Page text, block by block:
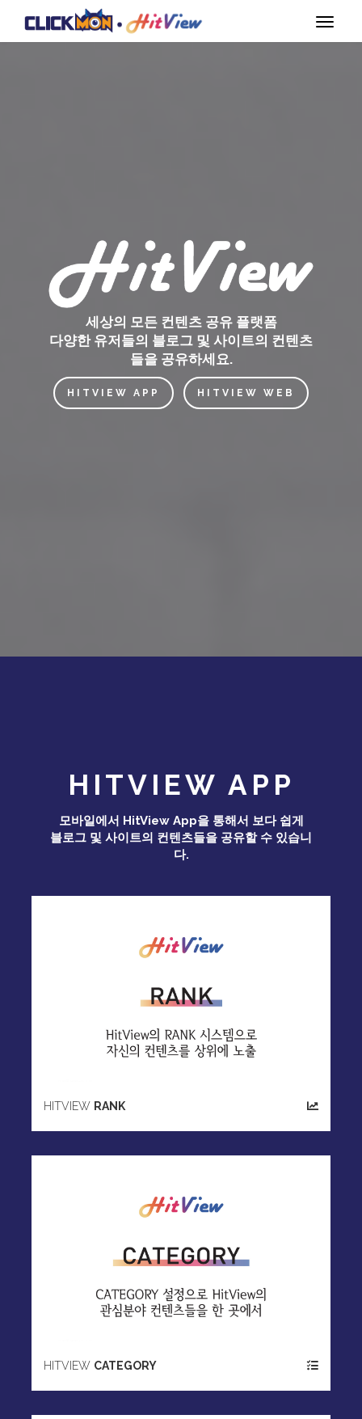
Toggle
세상의 모든 컨텐츠 공유 플랫폼
다양한 유저들의 블로그 및 사이트의 컨텐츠
들을 공유하세요.
HITVIEW APP HITVIEW WEB
HITVIEW APP
모바일에서 HitView App을 통해서 보다 쉽게
블로그 및 사이트의 컨텐츠들을 공유할 수 있습니
다.
HITVIEW RANK
HITVIEW CATEGORY